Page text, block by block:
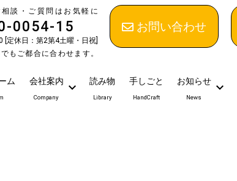
談・ご質問はお気軽に
0054-15
[定休日：第2第4土曜・日祝]
もご都合に合わせます。
お問い合わせ
ム 会社案内
Company
読み物
Library
手しごと
HandCraft
お知らせ
News